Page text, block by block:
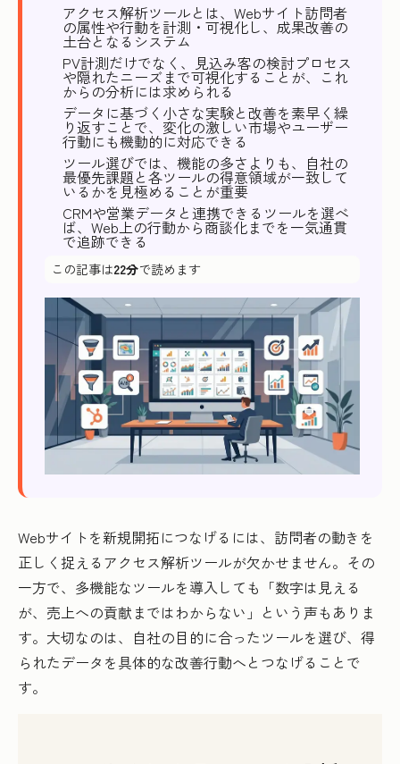
アクセス解析ツールとは、Webサイト訪問者
の属性や行動を計測・可視化し、成果改善の
土台となるシステム
PV計測だけでなく、見込み客の検討プロセス
や隠れたニーズまで可視化することが、これ
からの分析には求められる
データに基づく小さな実験と改善を素早く繰
り返すことで、変化の激しい市場やユーザー
行動にも機動的に対応できる
ツール選びでは、機能の多さよりも、自社の
最優先課題と各ツールの得意領域が一致して
いるかを見極めることが重要
CRMや営業データと連携できるツールを選べ
ば、Web上の行動から商談化までを一気通貫
で追跡できる
この記事は22分で読めます
Webサイトを新規開拓につなげるには、訪問者の動きを
正しく捉えるアクセス解析ツールが欠かせません。その
一方で、多機能なツールを導入しても「数字は見える
が、売上への貢献まではわからない」という声もありま
す。大切なのは、自社の目的に合ったツールを選び、得
られたデータを具体的な改善行動へとつなげることで
す。